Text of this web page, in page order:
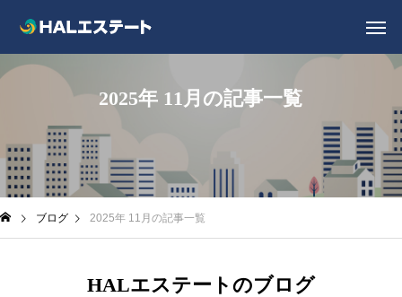
2025年 11月の記事一覧
ブログ 2025年 11月の記事一覧
HALエステートのブログ